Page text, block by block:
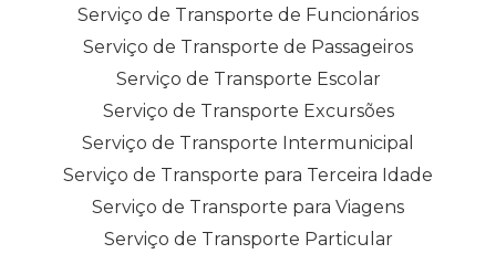
Serviço de Transporte de Funcionários
Serviço de Transporte de Passageiros
Serviço de Transporte Escolar
Serviço de Transporte Excursões
Serviço de Transporte Intermunicipal
Serviço de Transporte para Terceira Idade
Serviço de Transporte para Viagens
Serviço de Transporte Particular